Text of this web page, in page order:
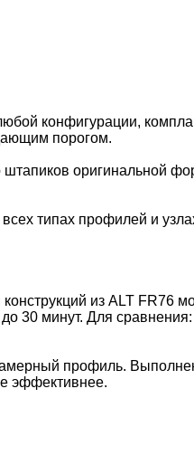
конфигурации,
порогом.
штапиков
типах профилей и
из ALT FR76
30 минут. Для
профиль.
эффективнее.